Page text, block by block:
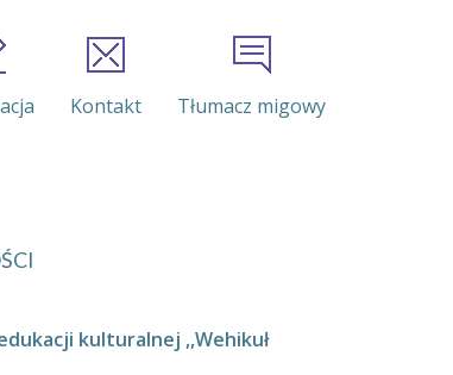
Kontakt Tłumacz migowy
kulturalnej ,,Wehikuł